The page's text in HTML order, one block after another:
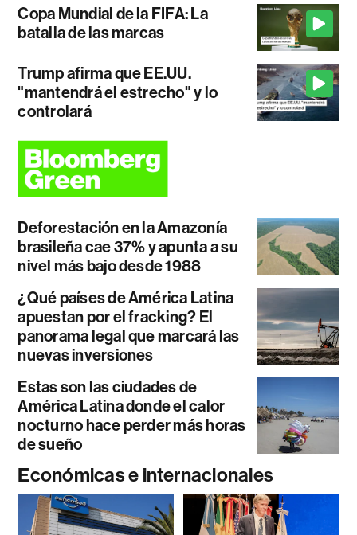
Copa Mundial de la FIFA: La
batalla de las marcas
Trump afirma que EE.UU.
"mantendrá el estrecho" y lo
controlará
Deforestación en la Amazonía
brasileña cae 37% y apunta a su
nivel más bajo desde 1988
¿Qué países de América Latina
apuestan por el fracking? El
panorama legal que marcará las
nuevas inversiones
Estas son las ciudades de
América Latina donde el calor
nocturno hace perder más horas
de sueño
Económicas e internacionales